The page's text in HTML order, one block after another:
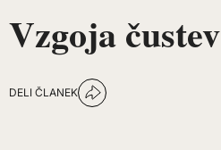
Vzgoja čustev
DELI ČLANEK